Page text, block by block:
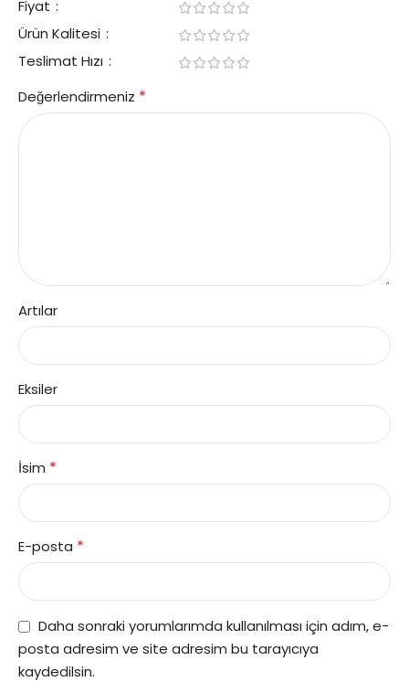
Fiyat
Ürün Kalitesi
Teslimat Hızı
Değerlendirmeniz *
Artılar
Eksiler
İsim *
E-posta *
Daha sonraki yorumlarımda kullanılması için adım, e-
posta adresim ve site adresim bu tarayıcıya
kaydedilsin.